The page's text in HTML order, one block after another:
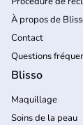
À propos de
Contact
Questions
Blisso
Maquillage
Soins de la peau